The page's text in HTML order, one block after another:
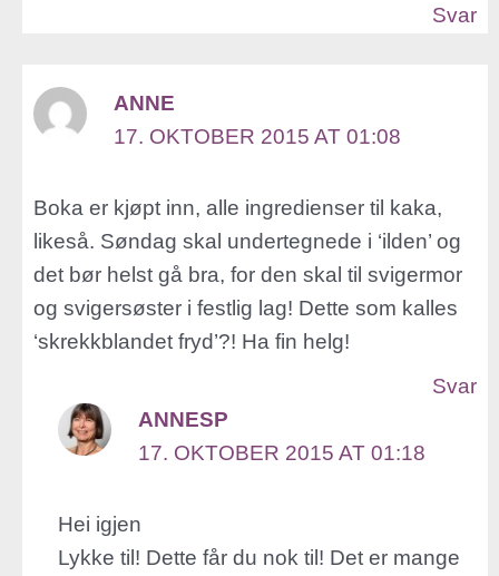
Svar
ANNE
17. OKTOBER 2015 AT 01:08
Boka er kjøpt inn, alle ingredienser til kaka,
likeså. Søndag skal undertegnede i ‘ilden’ og
det bør helst gå bra, for den skal til svigermor
og svigersøster i festlig lag! Dette som kalles
‘skrekkblandet fryd’?! Ha fin helg!
Svar
ANNESP
17. OKTOBER 2015 AT 01:18
Hei igjen
Lykke til! Dette får du nok til! Det er mange